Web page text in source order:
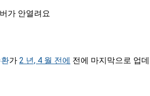
가 안열려요
가 2 년, 4 월 전에 전에 마지막으로 업